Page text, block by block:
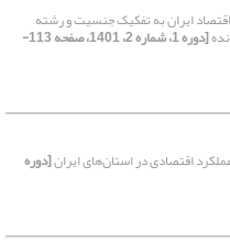
ایران به تفکیک جنسیت و رشته
[دوره 1، شماره 2، 1401، صفحه 113-
اقتصادی در استان‌های ایران[دوره